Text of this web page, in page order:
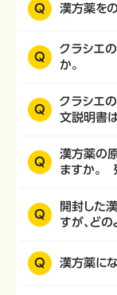
Q 漢方薬を
Q
クラシエ
か。
Q
クラシエ
文説明書
Q
漢方薬の
ますか。
Q
開封した
すが、ど
Q 漢方薬に